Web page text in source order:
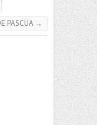
PASCUA →